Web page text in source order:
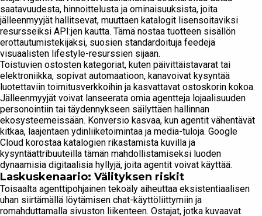
saatavuudesta, hinnoittelusta ja ominaisuuksista, joita
jälleenmyyjät hallitsevat, muuttaen katalogit lisensoitaviksi
resursseiksi API:jen kautta. Tämä nostaa tuotteen sisällön
erottautumistekijäksi, suosien standardoituja feedejä
visuaalisten lifestyle-resurssien sijaan.
Toistuvien ostosten kategoriat, kuten päivittäistavarat tai
elektroniikka, sopivat automaatioon, kanavoivat kysyntää
luotettaviin toimitusverkkoihin ja kasvattavat ostoskorin kokoa.
Jälleenmyyjät voivat lanseerata omia agentteja lojaalisuuden
personointiin tai täydennykseen säilyttäen hallinnan
ekosysteemeissään. Konversio kasvaa, kun agentit vähentävät
kitkaa, laajentaen ydinliiketoimintaa ja media-tuloja. Google
Cloud korostaa katalogien rikastamista kuvilla ja
kysyntäattribuuteilla tämän mahdollistamiseksi luoden
dynaamisia digitaalisia hyllyjä, joita agentit voivat käyttää.
Laskuskenaario: Välityksen riskit
Toisaalta agenttipohjainen tekoäly aiheuttaa eksistentiaalisen
uhan siirtämällä löytämisen chat-käyttöliittymiin ja
romahduttamalla sivuston liikenteen. Ostajat, jotka kuvaavat